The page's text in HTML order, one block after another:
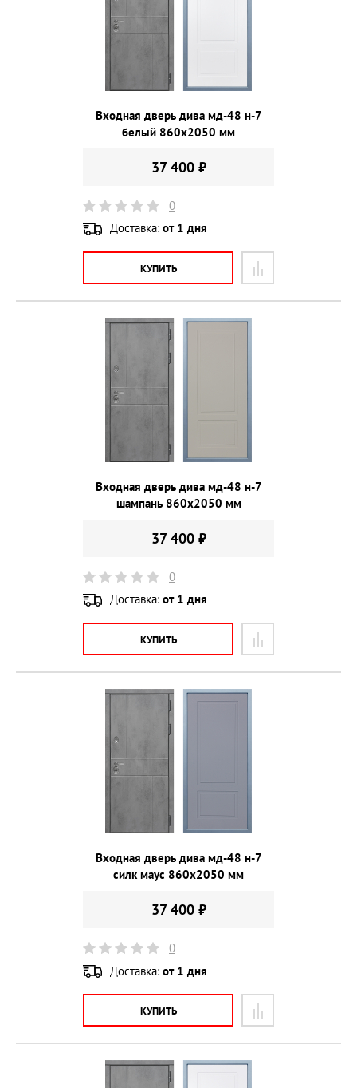
Входная дверь дива мд-48 н-7
белый 860х2050 мм
37 400 ₽
0
Доставка: от 1 дня
КУПИТЬ
Входная дверь дива мд-48 н-7
шампань 860х2050 мм
37 400 ₽
0
Доставка: от 1 дня
КУПИТЬ
Входная дверь дива мд-48 н-7
силк маус 860х2050 мм
37 400 ₽
0
Доставка: от 1 дня
КУПИТЬ